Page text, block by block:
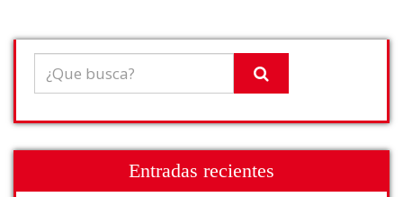
Entradas recientes